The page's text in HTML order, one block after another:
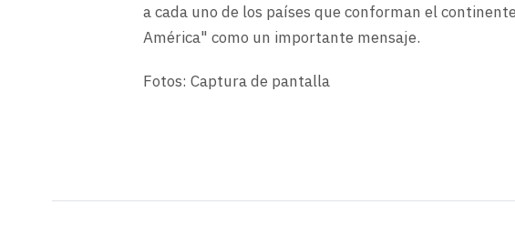
a cada uno de los países que conforman el
América" como un importante mensaje.
Fotos: Captura de pantalla